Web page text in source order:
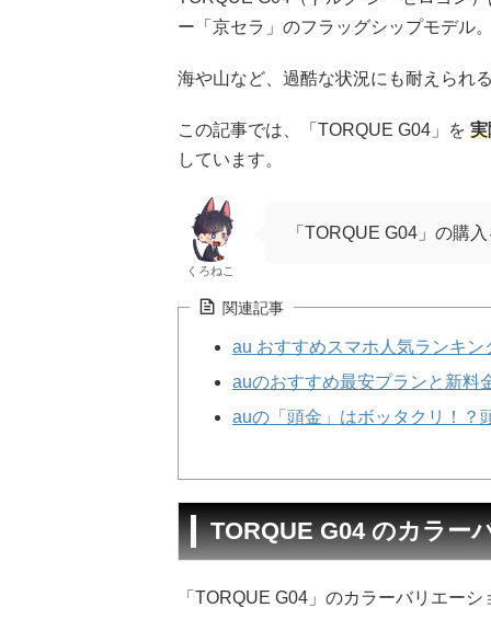
ー「京セラ」のフラッグシップモデル
海や山など、過酷な状況にも耐えられ
この記事では、「TORQUE G04」を 実
しています。
くろねこ
「TORQUE G04」の購
関連記事
au おすすめスマホ人気ランキン
auのおすすめ最安プランと新料
auの「頭金」はボッタクリ！？
TORQUE G04 のカラー
「TORQUE G04」のカラーバリエーシ